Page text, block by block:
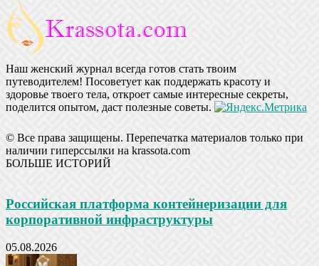
Наш женский журнал всегда готов стать твоим
путеводителем! Посоветует как поддержать красоту и
здоровье твоего тела, откроет самые интересные секреты,
поделится опытом, даст полезные советы.
© Все права защищены. Перепечатка материалов только при
наличии гиперссылки на krassota.com
БОЛЬШЕ ИСТОРИЙ
Российская платформа контейнеризации для
корпоративной инфраструктуры
05.08.2026